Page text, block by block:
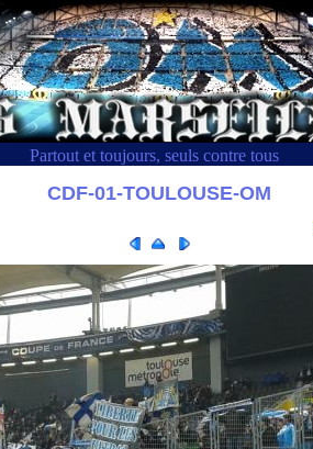
Partout et toujours, seuls contre tous
CDF-01-TOULOUSE-OM